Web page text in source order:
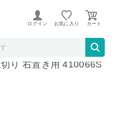
す。
ログイン お気に入り
ン bws SELECTION
り 右置き用 410066S